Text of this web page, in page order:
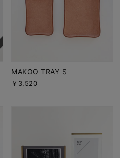
MAKOO TRAY S
￥3,520